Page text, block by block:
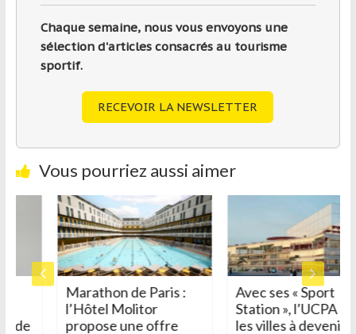
Chaque semaine, nous vous envoyons une
sélection d'articles consacrés au tourisme
sportif.
RECEVOIR LA NEWSLETTER
Vous pourriez aussi aimer
Marathon de Paris :
l’Hôtel Molitor
propose une offre
Avec ses « Sport
Station », l’UCPA aide
les villes à devenir des